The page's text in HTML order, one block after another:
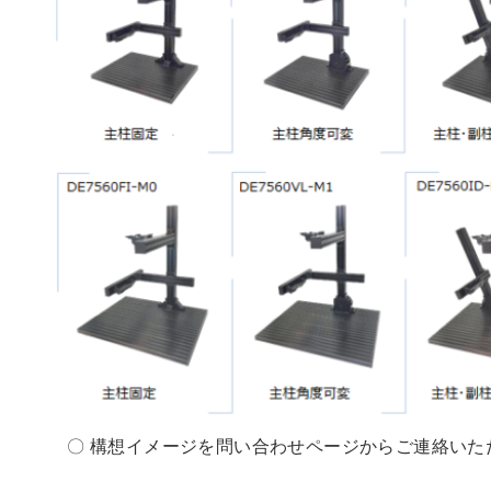
〇 構想イメージを問い合わせページからご連絡い